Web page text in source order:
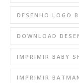
DESENHO LOGO
DOWNLOAD
IMPRIMIR BABY
IMPRIMIR